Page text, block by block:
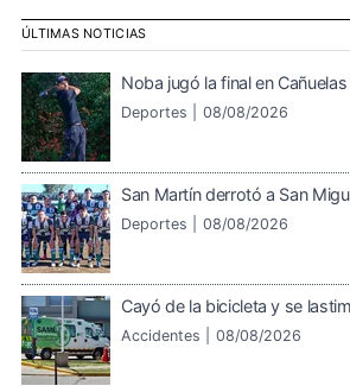
ÚLTIMAS NOTICIAS
Noba jugó la final en Cañuelas
Deportes | 08/08/2026
San Martín derrotó a San
Deportes | 08/08/2026
Cayó de la bicicleta y se
Accidentes | 08/08/2026